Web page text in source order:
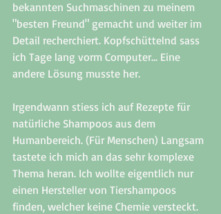
bekannten Suchmaschinen zu meinem
"besten Freund" gemacht und weiter im
Detail recherchiert. Kopfschüttelnd sass
ich Tage lang vorm Computer... Eine
andere Lösung musste her.
Irgendwann stiess ich auf Rezepte für
natürliche Shampoos aus dem
Humanbereich. (Für Menschen) Langsam
tastete ich mich an das sehr komplexe
Thema heran. Ich wollte eigentlich nur
einen Hersteller von Tiershampoos
finden, welcher keine Chemie versteckt.